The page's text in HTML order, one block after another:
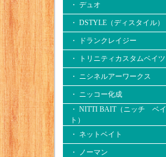
・ デュオ
・ DSTYLE（ディスタイル）
・ ドランクレイジー
・ トリニティカスタムベイツ
・ ニシネルアーワークス
・ ニッコー化成
・ NITTI BAIT（ニッチ ベイ
ト）
・ ネットベイト
・ ノーマン